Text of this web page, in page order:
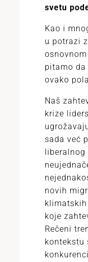
svetu
Kao i
u potrazi
pitamo
ovako
Naš
krize
sada već
liberalnog
novih
klimatskih
koje
Rečeni
kontekstu